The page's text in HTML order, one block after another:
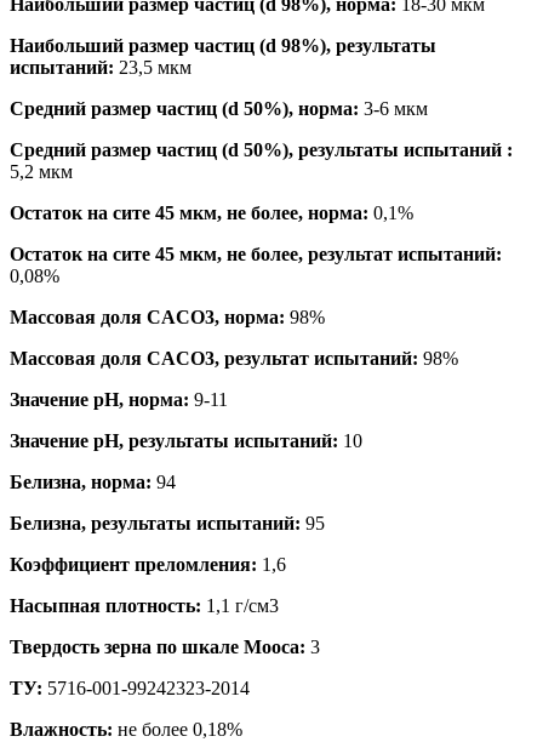
Наибольший размер частиц (d 98%), результаты
испытаний: 23,5 мкм
Средний размер частиц (d 50%), норма: 3-6 мкм
Средний размер частиц (d 50%), результаты испытаний :
5,2 мкм
Остаток на сите 45 мкм, не более, норма: 0,1%
Остаток на сите 45 мкм, не более, результат испытаний:
0,08%
Массовая доля CACO3, норма: 98%
Массовая доля CACO3, результат испытаний: 98%
Значение рН, норма: 9-11
Значение рН, результаты испытаний: 10
Белизна, норма: 94
Белизна, результаты испытаний: 95
Коэффициент преломления: 1,6
Насыпная плотность: 1,1 г/см3
Твердость зерна по шкале Мооса: 3
ТУ: 5716-001-99242323-2014
Влажность: не более 0,18%